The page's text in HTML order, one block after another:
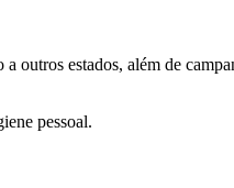
outros estados, além de
pessoal.